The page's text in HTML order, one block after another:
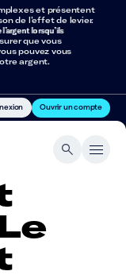
et présentent
de l’effet de levier.
lorsqu’ils
que vous
pouvez vous
argent.
Ouvrir un compte